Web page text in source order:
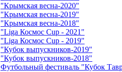
"Крымская весна-2020"
"Крымская весна-2019"
"Крымская весна-2018"
"Liga Космос Cup - 2021"
"Liga Космос Cup - 2019"
"Кубок выпускников-2019"
"Кубок выпускников-2018"
Футбольный фестиваль "Кубок